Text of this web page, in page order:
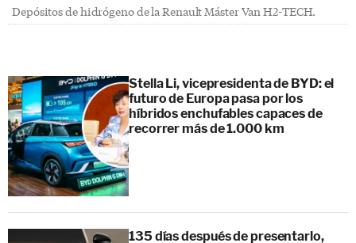
Depósitos de hidrógeno de la Renault Máster Van H2-TECH.
Stella Li, vicepresidenta de BYD: el
futuro de Europa pasa por los
híbridos enchufables capaces de
recorrer más de 1.000 km
135 días después de presentarlo,